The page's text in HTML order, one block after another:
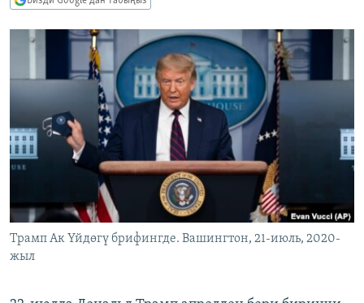
БИЗ ЖАНА ДҮЙНӨ
ДАНИСТЕ
ЭЖЕ-СИҢДИЛЕР
ЫҢГАЙСЫЗ СУРООЛОР
ОНЛАЙН ШЕРИНЕ
ЭЕ/АРнун бардык сайттары
Трамп Ак Үйдөгү брифингде. Вашингтон, 21-июль, 2020-
жыл